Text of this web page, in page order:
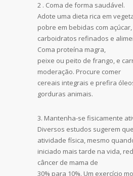
2 . Coma de forma saudável.
Adote uma dieta rica em
pobre em bebidas com açúcar,
carboidratos refinados e
Coma proteína magra,
peixe ou peito de frango, e
moderação. Procure comer
cereais integrais e prefira
gorduras animais.
3. Mantenha-se fisicamente
Diversos estudos sugerem
atividade física, mesmo
iniciado mais tarde na vida,
câncer de mama de
30% para 10%. Um exercício